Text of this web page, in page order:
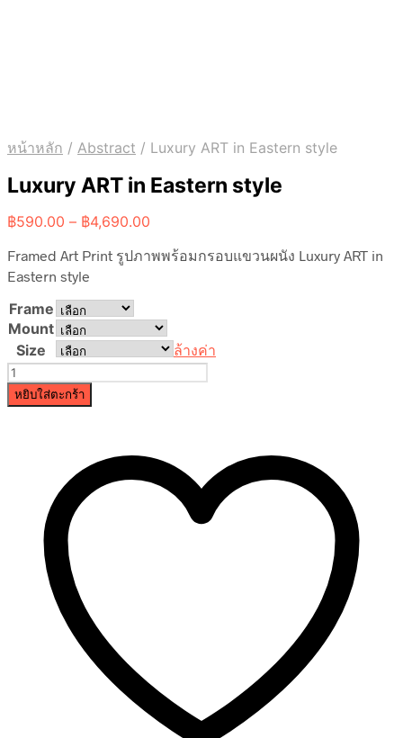
หน้าหลัก / Abstract / Luxury ART in Eastern style
Luxury ART in Eastern style
฿590.00 – ฿4,690.00
฿590.00
Framed Art Print รูปภาพพร้อมกรอบแขวนผนัง Luxury ART in
Eastern style
Frame
Mount
Size
ล้างค่า
จำนวน
Luxury
ART
หยิบใส่ตะกร้า